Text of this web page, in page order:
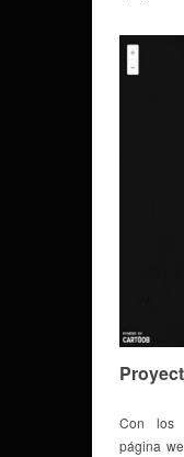
Con los
página